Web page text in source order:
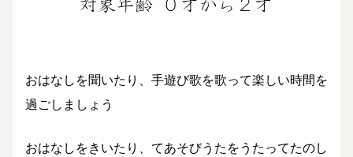
おはなしを聞いたり、手遊び歌を歌って楽しい時間を
過ごしましょう
おはなしをきいたり、てあそびうたをうたってたのし